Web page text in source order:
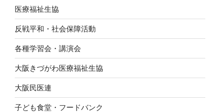
医療福祉生協
反戦平和・社会保障活動
各種学習会・講演会
大阪きづがわ医療福祉生協
大阪民医連
子ども食堂・フードバンク